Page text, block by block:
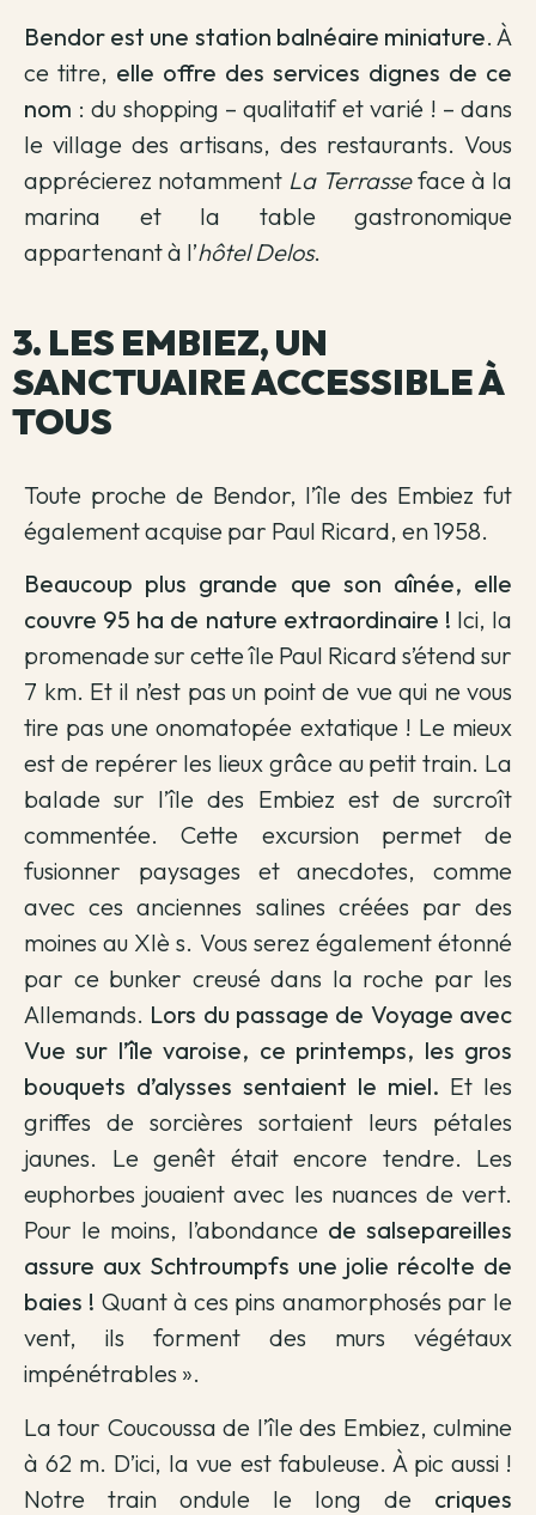
Bendor est une station balnéaire miniature. À
ce titre, elle offre des services dignes de ce
nom : du shopping – qualitatif et varié ! – dans
le village des artisans, des restaurants. Vous
apprécierez notamment La Terrasseface à la
marina et la table gastronomique
appartenant à l’hôtel Delos.
3. LES EMBIEZ, UN
SANCTUAIRE ACCESSIBLE À
TOUS
Toute proche de Bendor, l’île des Embiez fut
également acquise par Paul Ricard, en 1958.
Beaucoup plus grande que son aînée, elle
couvre 95 ha de nature extraordinaire ! Ici, la
promenade sur cette île Paul Ricard s’étend sur
7 km. Et il n’est pas un point de vue qui ne vous
tire pas une onomatopée extatique ! Le mieux
est de repérer les lieux grâce au petit train. La
balade sur l’île des Embiez est de surcroît
commentée. Cette excursion permet de
fusionner paysages et anecdotes, comme
avec ces anciennes salines créées par des
moines au XIè s. Vous serez également étonné
par ce bunker creusé dans la roche par les
Allemands. Lors du passage de Voyage avec
Vue sur l’île varoise, ce printemps, les gros
bouquets d’alysses sentaient le miel. Et les
griffes de sorcières sortaient leurs pétales
jaunes. Le genêt était encore tendre. Les
euphorbes jouaient avec les nuances de vert.
Pour le moins, l’abondance de salsepareilles
assure aux Schtroumpfs une jolie récolte de
baies ! Quant à ces pins anamorphosés par le
vent, ils forment des murs végétaux
impénétrables ».
La tour Coucoussa de l’île des Embiez, culmine
à 62 m. D’ici, la vue est fabuleuse. À pic aussi !
Notre train ondule le long de criques